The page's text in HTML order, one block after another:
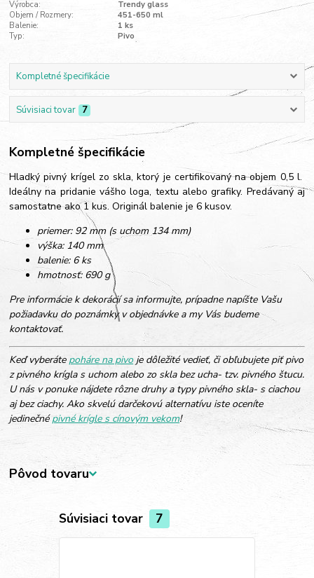
Výrobca:
Trendy glass
Objem / Rozmery:
451-650 ml
Balenie:
1 ks
Typ:
Pivo
Kompletné špecifikácie
Súvisiaci tovar 7
Kompletné špecifikácie
Hladký pivný krígel zo skla, ktorý je certifikovaný na objem 0,5 l.
Ideálny na pridanie vášho loga, textu alebo grafiky. Predávaný aj
samostatne ako 1 kus. Originál balenie je 6 kusov.
priemer: 92 mm (s uchom 134 mm)
výška: 140 mm
balenie: 6 ks
hmotnosť: 690 g
Pre informácie k dekorácií sa informujte, prípadne napíšte Vašu
požiadavku do poznámky v objednávke a my Vás budeme
kontaktovať.
Keď vyberáte poháre na pivoje dôležité vedieť, či obľubujete piť pivo
z pivného krígla s uchom alebo zo skla bez ucha- tzv. pivného štucu.
U nás v ponuke nájdete rôzne druhy a typy pivného skla- s ciachou
aj bez ciachy. Ako skvelú darčekovú alternatívu iste oceníte
jedinečnépivné krígle s cínovým vekom!
Pôvod tovaru
Súvisiaci tovar 7